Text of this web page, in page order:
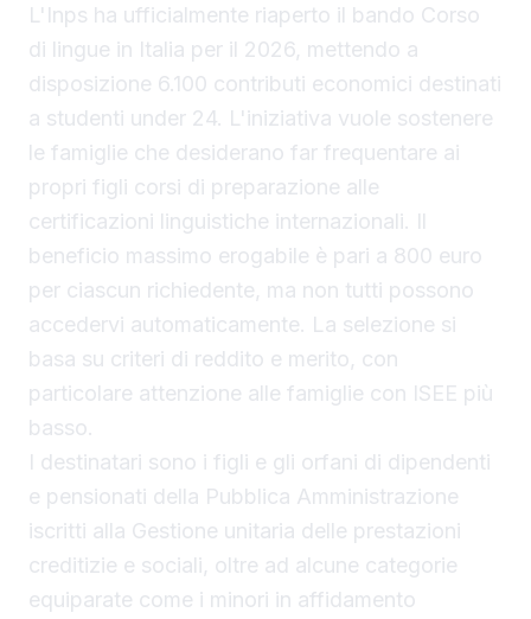
L'Inps ha ufficialmente riaperto il bando Corso
di lingue in Italia per il 2026, mettendo a
disposizione 6.100 contributi economici destinati
a studenti under 24. L'iniziativa vuole sostenere
le famiglie che desiderano far frequentare ai
propri figli corsi di preparazione alle
certificazioni linguistiche internazionali. Il
beneficio massimo erogabile è pari a 800 euro
per ciascun richiedente, ma non tutti possono
accedervi automaticamente. La selezione si
basa su criteri di reddito e merito, con
particolare attenzione alle famiglie con ISEE più
basso.
I destinatari sono i figli e gli orfani di dipendenti
e pensionati della Pubblica Amministrazione
iscritti alla Gestione unitaria delle prestazioni
creditizie e sociali, oltre ad alcune categorie
equiparate come i minori in affidamento